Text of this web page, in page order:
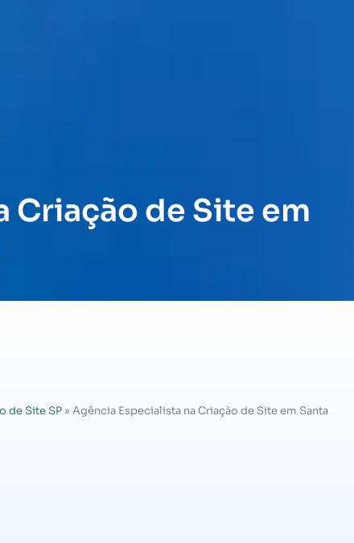
Criação de Site em
de Site SP » Agência Especialista na Criação de Site em Santa